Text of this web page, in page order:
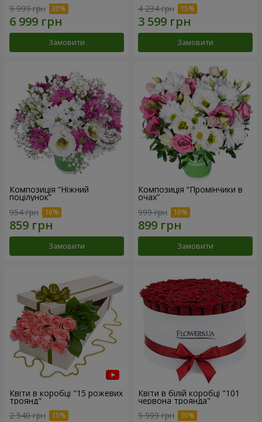
9 999 грн
Замовити
4 234 грн
Замовити
Композиція “Ніжний
поцілунок”
954 грн
Замовити
Композиція “Промінчики в
очах”
999 грн
Замовити
Квіти в коробці "15 рожевих
троянд"
2 540 грн
Квіти в білій коробці "101
червона троянда"
9 999 грн